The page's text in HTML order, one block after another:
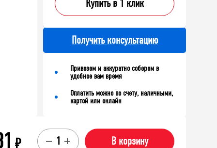
Купить в 1 клик
Получить консультацию
Привезем и аккуратно соберем в
удобное вам время
Оплатить можно по счету, наличными,
картой или онлайн
₽ В корзину